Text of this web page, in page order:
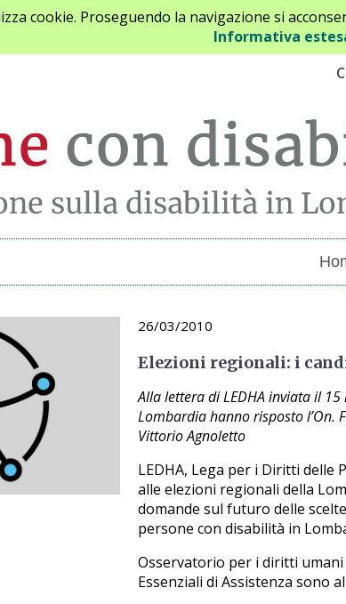
cookie. Proseguendo la navigazione si
Informativa
26/03/2010
Elezioni regionali: i
Alla lettera di LEDHA inviata il
Lombardia hanno risposto l’On.
Vittorio Agnoletto
LEDHA, Lega per i Diritti delle
alle elezioni regionali della
domande sul futuro delle
persone con disabilità in
Osservatorio per i diritti umani
Essenziali di Assistenza sono